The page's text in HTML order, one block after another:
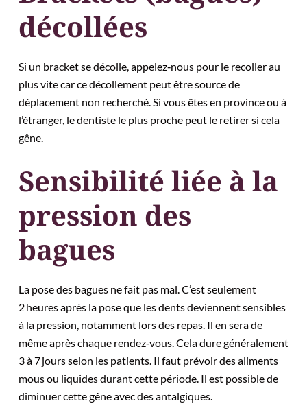
décollées
Si un bracket se décolle, appelez‑nous pour le recoller au
plus vite car ce décollement peut être source de
déplacement non recherché. Si vous êtes en province ou à
l’étranger, le dentiste le plus proche peut le retirer si cela
gêne.
Sensibilité liée à la
pression des
bagues
La pose des bagues ne fait pas mal. C’est seulement
2 heures après la pose que les dents deviennent sensibles
à la pression, notamment lors des repas. Il en sera de
même après chaque rendez‑vous. Cela dure généralement
3 à 7 jours selon les patients. Il faut prévoir des aliments
mous ou liquides durant cette période. Il est possible de
diminuer cette gêne avec des antalgiques.